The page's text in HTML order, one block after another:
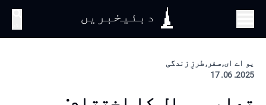
دبئیخبریں
یو اے ای, سفر, طرزِ زندگی
2025. 06. 17